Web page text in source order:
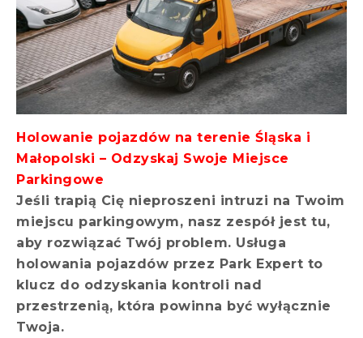
Holowanie pojazdów na terenie Śląska i
Małopolski – Odzyskaj Swoje Miejsce
Parkingowe
Jeśli trapią Cię nieproszeni intruzi na Twoim
miejscu parkingowym, nasz zespół jest tu,
aby rozwiązać Twój problem. Usługa
holowania pojazdów przez Park Expert to
klucz do odzyskania kontroli nad
przestrzenią, która powinna być wyłącznie
Twoja.